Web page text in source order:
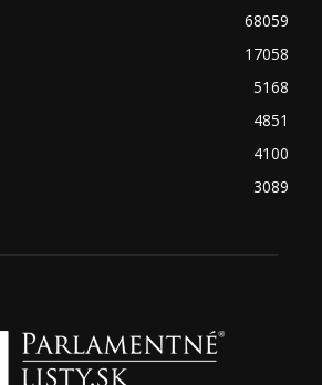
68059
17058
5168
4851
4100
3089